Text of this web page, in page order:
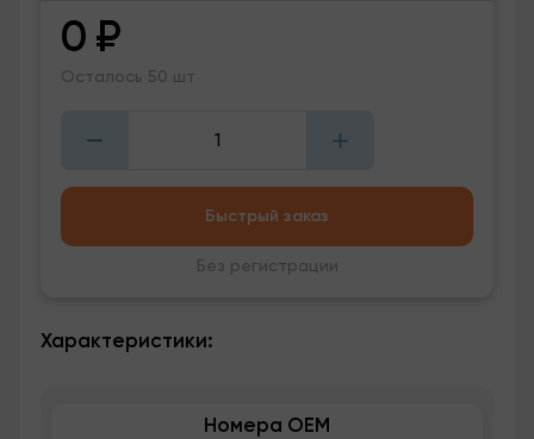
0 ₽
Осталось 50 шт
Быстрый заказ
Без регистрации
Характеристики:
Номера OEM